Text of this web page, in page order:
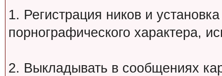
1. Регистрация ников и
порнографического характера,
2. Выкладывать в сообщениях